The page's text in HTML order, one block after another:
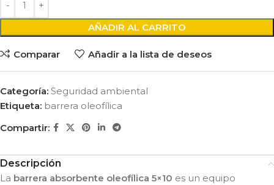
AÑADIR AL CARRITO
Comparar Añadir a la lista de deseos
Categoría: Seguridad ambiental
Etiqueta: barrera oleofílica
Compartir:
Descripción
La barrera absorbente oleofílica 5×10 es un equipo